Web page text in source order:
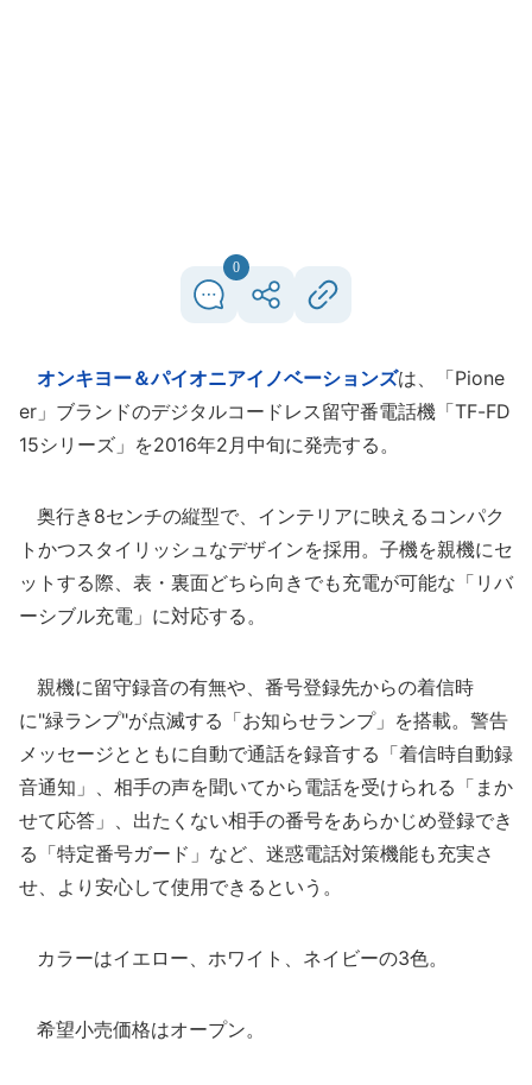
0
オンキヨー＆パイオニアイノベーションズは、「Pione
er」ブランドのデジタルコードレス留守番電話機「TF-FD
15シリーズ」を2016年2月中旬に発売する。
奥行き8センチの縦型で、インテリアに映えるコンパク
トかつスタイリッシュなデザインを採用。子機を親機にセ
ットする際、表・裏面どちら向きでも充電が可能な「リバ
ーシブル充電」に対応する。
親機に留守録音の有無や、番号登録先からの着信時
に"緑ランプ"が点滅する「お知らせランプ」を搭載。警告
メッセージとともに自動で通話を録音する「着信時自動録
音通知」、相手の声を聞いてから電話を受けられる「まか
せて応答」、出たくない相手の番号をあらかじめ登録でき
る「特定番号ガード」など、迷惑電話対策機能も充実さ
せ、より安心して使用できるという。
カラーはイエロー、ホワイト、ネイビーの3色。
希望小売価格はオープン。